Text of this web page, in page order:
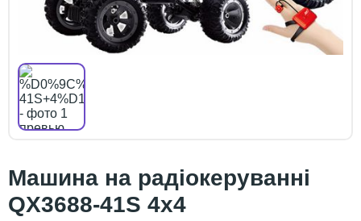
Машина на радіокеруванні
QX3688-41S 4х4